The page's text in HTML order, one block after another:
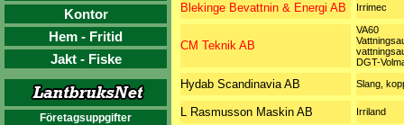
Kontor
Hem - Fritid
Jakt - Fiske
Företagsuppgifter
Blekinge Bevattnin & Energi AB Irrimec
CM Teknik AB
VA60
DGT-
Hydab Scandinavia AB Slang,
L Rasmusson Maskin AB Irriland